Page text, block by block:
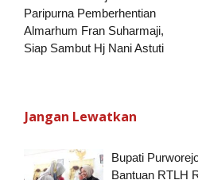
Paripurna Pemberhentian
Almarhum Fran Suharmaji,
Siap Sambut Hj Nani Astuti
Jangan Lewatkan
Bupati
Bantuan RTLH